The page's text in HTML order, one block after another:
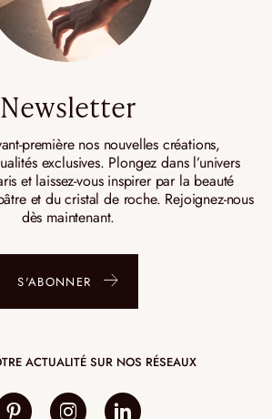
Newsletter
première nos nouvelles créations,
exclusives. Plongez dans l’univers
et laissez-vous inspirer par la beauté
et du cristal de roche. Rejoignez-nous
dès maintenant.
S'ABONNER
ACTUALITÉ SUR NOS RÉSEAUX